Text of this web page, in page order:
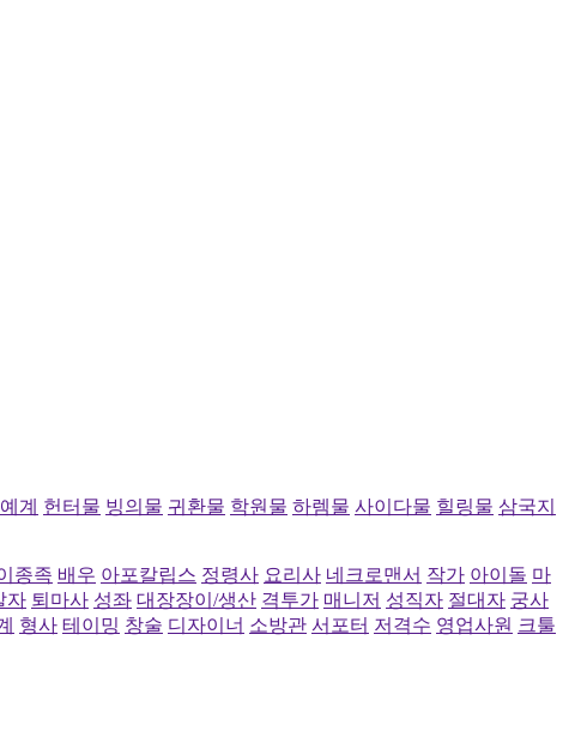
계 헌터물 빙의물 귀환물 학원물 하렘물 사이다물 힐링물 삼국지
종족 배우 아포칼립스 정령사 요리사 네크로맨서 작가 아이돌 마
자 퇴마사 성좌 대장장이/생산 격투가 매니저 성직자 절대자 궁사
형사 테이밍 창술 디자이너 소방관 서포터 저격수 영업사원 크툴